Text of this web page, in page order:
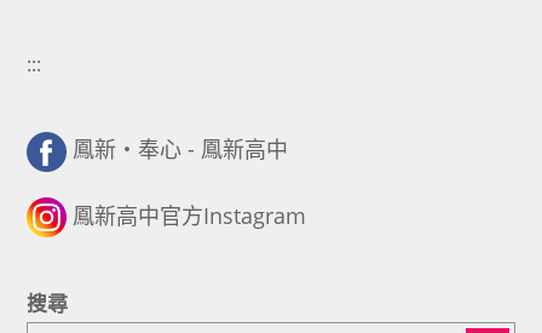
:::
鳳新・奉心 - 鳳新高中
鳳新高中官方Instagram
搜尋